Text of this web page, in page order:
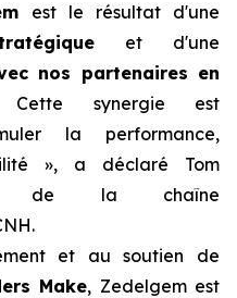
est le résultat d'une
et d'une
nos partenaires en
synergie est
la performance,
», a déclaré Tom
de la chaîne
et au soutien de
Make, Zedelgem est